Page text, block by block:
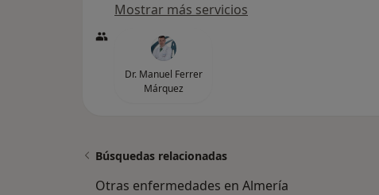
Mostrar más servicios
Dr. Manuel Ferrer
Márquez
Búsquedas relacionadas
Otras enfermedades en Almería